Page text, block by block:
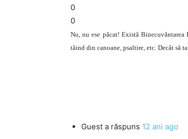
0
0
Nu, nu ese păcat! Există
tăind din canoane, psaltire, etc. Decât să
Guest a răspuns 12 ani ago